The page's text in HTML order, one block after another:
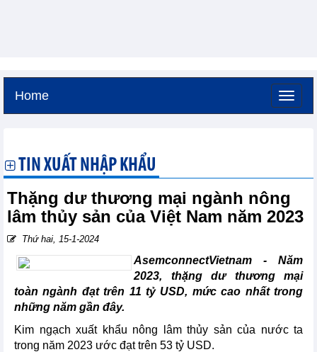
Home
TIN XUẤT NHẬP KHẨU
Thặng dư thương mại ngành nông
lâm thủy sản của Việt Nam năm 2023
Thứ hai, 15-1-2024
AsemconnectVietnam - Năm
2023, thặng dư thương mại
toàn ngành đạt trên 11 tỷ USD, mức cao nhất trong
những năm gần đây.
Kim ngạch xuất khẩu nông lâm thủy sản của nước ta
trong năm 2023 ước đạt trên 53 tỷ USD.